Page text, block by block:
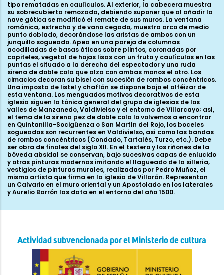
tipo rematadas en caulículos. Al exterior, la cabecera muestra
su sobrecubierta remozada, debiendo suponer que al añadir la
nave gótica se modificó el remate de sus muros. La ventana
románica, estrecha y de vano cegado, muestra arco de medio
punto doblado, decorándose las aristas de ambos con un
junquillo sogueado. Apea en una pareja de columnas
acodilladas de basas áticas sobre plintos, coronadas por
capiteles, vegetal de hojas lisas con un fruto y caulículos en las
puntas el situado a la derecha del espectador y una ruda
sirena de doble cola que alza con ambas manos el otro. Los
cimacios decoran su bisel con sucesión de rombos concéntricos.
Una imposta de listel y chaflán se dispone bajo el alféizar de
esta ventana. Los menguados motivos decorativos de esta
iglesia siguen la tónica general del grupo de iglesias de los
valles de Manzanedo, Valdivielso y el entorno de Villarcayo; así,
el tema de la sirena pez de doble cola lo volvemos a encontrar
en Quintanilla-Socigüenza o San Martín del Rojo, los boceles
sogueados son recurrentes en Valdivielso, así como las bandas
de rombos concéntricos (Condado, Tartalés, Turzo, etc.). Debe
ser obra de finales del siglo XII. En el testero y los riñones de la
bóveda absidal se conservan, bajo sucesivas capas de enlucido
y otras pinturas modernas imitando el llagueado de la sillería,
vestigios de pinturas murales, realizadas por Pedro Muñoz, el
mismo artista que firma en la iglesia de Villarán. Representan
un Calvario en el muro oriental y un Apostolado en los laterales
y Aurelio Barrón las data en el entorno del año 1500.
Actividad subvencionada por el Ministerio de cultura